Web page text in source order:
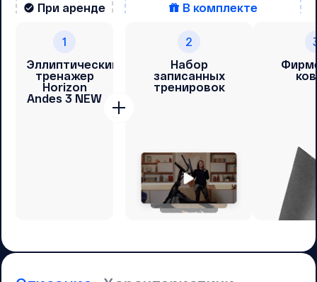
При аренде
1
Эллиптический
тренажер
Horizon
Andes 3 NEW
В комплекте
2
Набор
записанных
тренировок